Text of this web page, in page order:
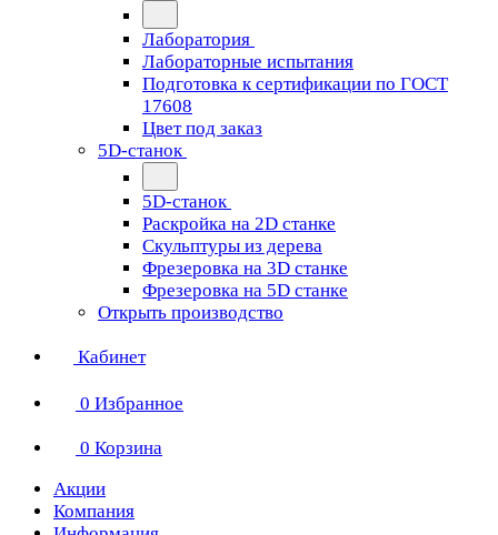
Лаборатория
Лабораторные испытания
Подготовка к сертификации по ГОСТ
17608
Цвет под заказ
5D-станок
5D-станок
Раскройка на 2D станке
Скульптуры из дерева
Фрезеровка на 3D станке
Фрезеровка на 5D станке
Открыть производство
Кабинет
0 Избранное
0 Корзина
Акции
Компания